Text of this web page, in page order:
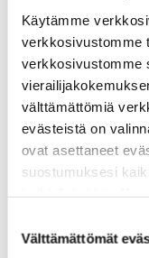
Käytämme
verkkosivustomme
verkkosivustomme
välttämättömiä
evästeistä on
ovat asettaneet
suostumuksesi
valinta
Välttämättömät
Katso
myymälässä